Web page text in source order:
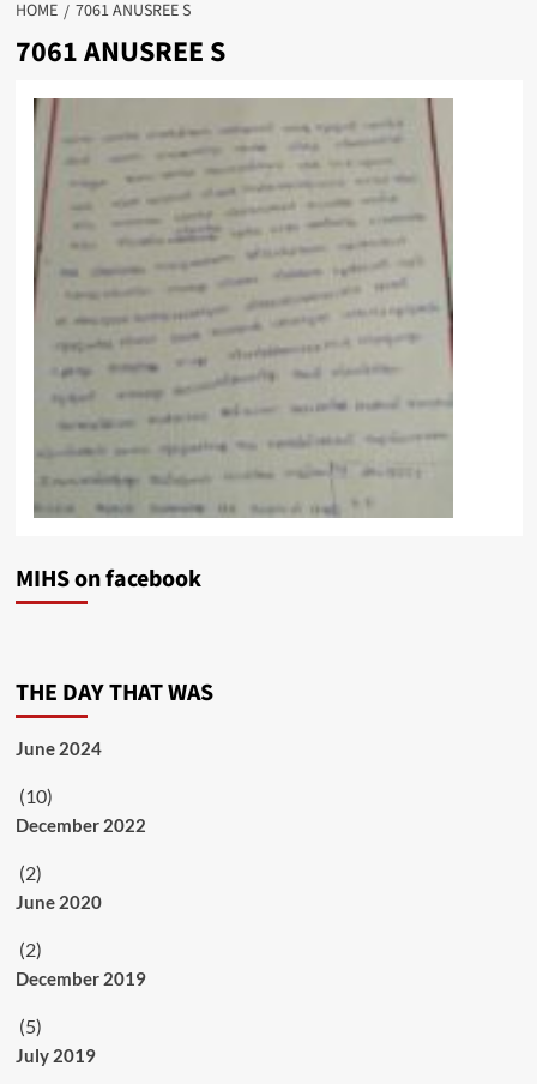
HOME 7061 ANUSREE S
7061 ANUSREE S
MIHS on facebook
THE DAY THAT WAS
June 2024
(10)
December 2022
(2)
June 2020
(2)
December 2019
(5)
July 2019